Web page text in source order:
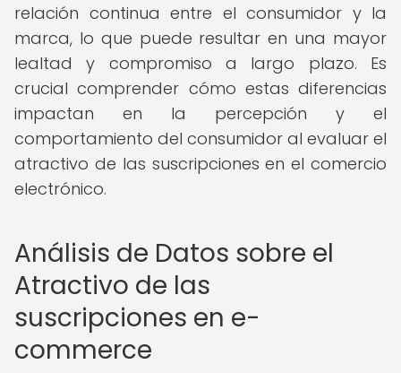
relación continua entre el consumidor y la
marca, lo que puede resultar en una mayor
lealtad y compromiso a largo plazo. Es
crucial comprender cómo estas diferencias
impactan en la percepción y el
comportamiento del consumidor al evaluar el
atractivo de las suscripciones en el comercio
electrónico.
Análisis de Datos sobre el
Atractivo de las
suscripciones en e-
commerce